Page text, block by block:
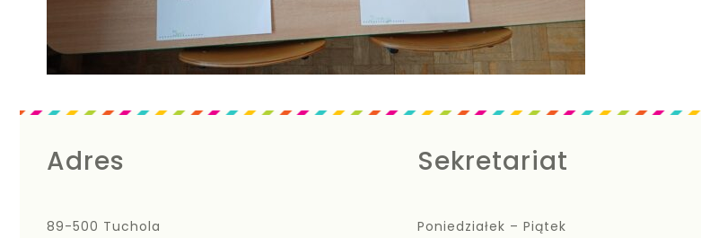
Adres
89-500 Tuchola
Sekretariat
Poniedziałek – Piątek